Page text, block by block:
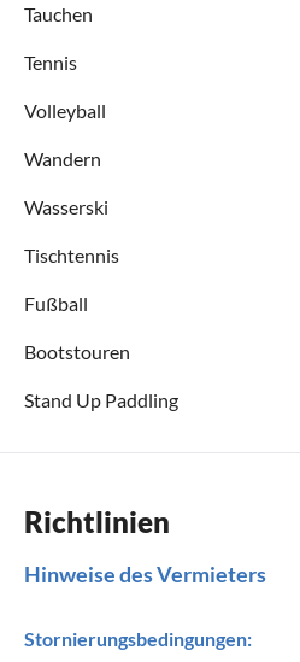
Tauchen
Tennis
Volleyball
Wandern
Wasserski
Tischtennis
Fußball
Bootstouren
Stand Up Paddling
Richtlinien
Hinweise des Vermieters
Stornierungsbedingungen: